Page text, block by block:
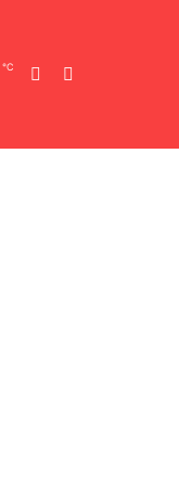
℃ Switch skin